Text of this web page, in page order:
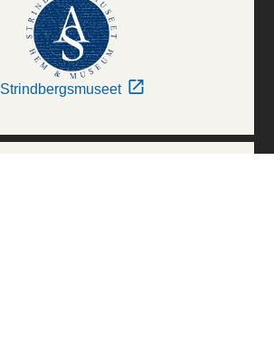
Strindbergsmuseet